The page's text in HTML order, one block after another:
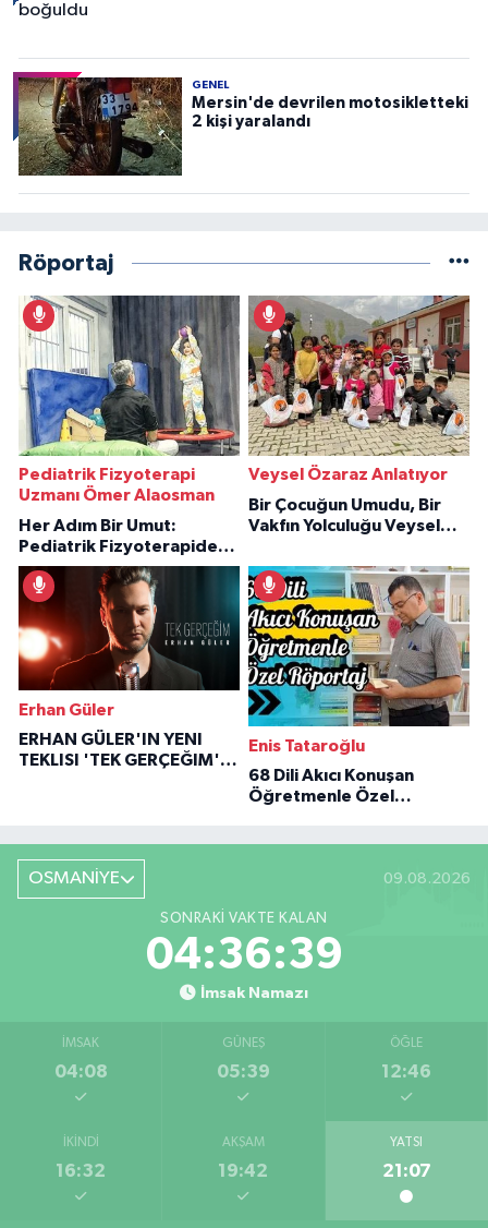
GENEL
Mersin'de devrilen motosikletteki
2 kişi yaralandı
Röportaj
Pediatrik Fizyoterapi
Uzmanı Ömer Alaosman
Her Adım Bir Umut:
Pediatrik Fizyoterapiden
İlham Veren Hikâyeler
Veysel Özaraz Anlatıyor
Bir Çocuğun Umudu, Bir
Vakfın Yolculuğu Veysel
Erhan Güler
ERHAN GÜLER'IN YENI
TEKLISI 'TEK GERÇEĞIM'LE
Enis Tataroğlu
68 Dili Akıcı Konuşan
Öğretmenle Özel
OSMANİYE 09.08.2026
SONRAKI VAKTE KALAN
04:36:38
İmsak Namazı
İMSAK
04:08
GÜNEŞ
05:39
ÖĞLE
12:46
İKINDI
16:32
AKŞAM
19:42
YATSI
21:07